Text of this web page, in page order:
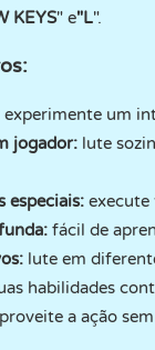
KEYS" e"L".
experimente um
jogador: lute
especiais: execute
fácil de
lute em
habilidades
a ação